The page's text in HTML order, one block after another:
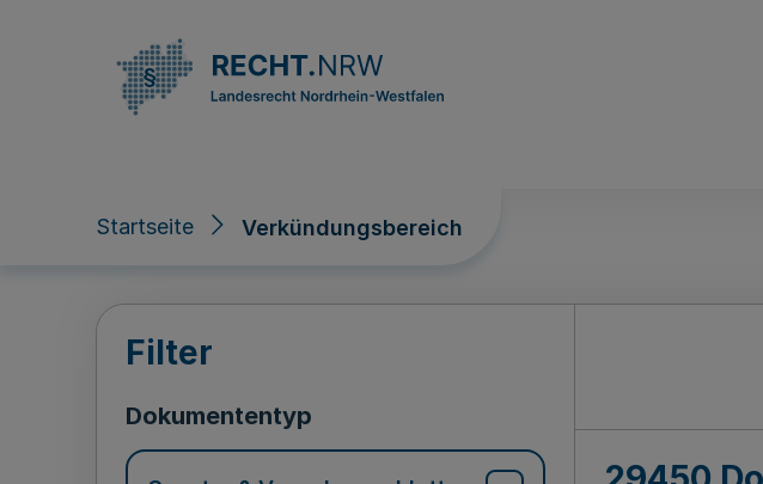
Startseite Verkündungsbereich
Verkündungsbereich
Filter
Dokumententyp